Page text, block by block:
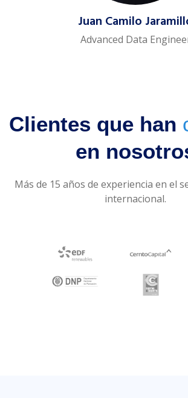
Juan Camilo
Advanced Data
Clientes que han
en
Más de 15 años de experiencia en el
internacional.